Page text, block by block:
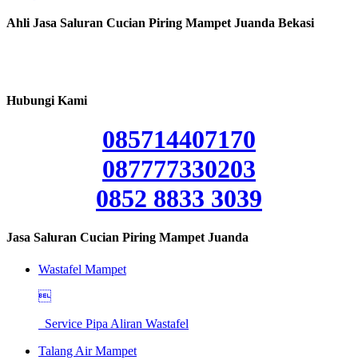
Ahli Jasa Saluran Cucian Piring Mampet Juanda Bekasi
Hubungi Kami
085714407170
087777330203
0852 8833 3039
Jasa Saluran Cucian Piring Mampet Juanda
Wastafel Mampet

Service Pipa Aliran Wastafel
Talang Air Mampet